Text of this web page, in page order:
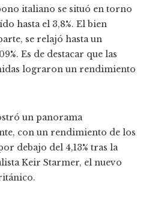
italiano se situó en torno
hasta el 3,8%. El bien
se relajó hasta un
Es de destacar que las
lograron un rendimiento
un panorama
con un rendimiento de los
debajo del 4,13% tras la
Keir Starmer, el nuevo